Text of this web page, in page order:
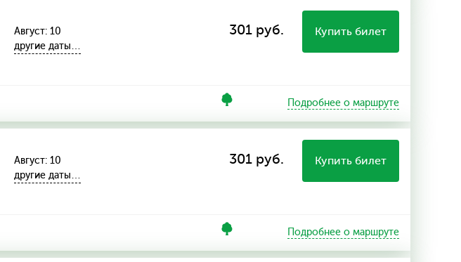
Август: 10
другие даты…
301 руб. Купить билет
Подробнее о маршруте
Август: 10
другие даты…
301 руб. Купить билет
Подробнее о маршруте